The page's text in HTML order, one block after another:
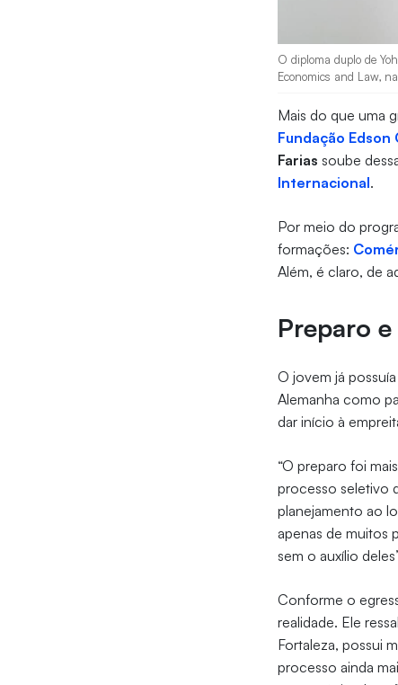
O diploma duplo de
Economics and Law,
Mais do que uma
Fundação Edson
Farias soube
Internacional.
Por meio do
formações:
Além, é claro, de
Preparo
O jovem já
Alemanha como
dar início à
“O preparo foi
processo seletivo
planejamento ao
apenas de muitos
sem o auxílio
Conforme o
realidade. Ele
Fortaleza, possui
processo ainda